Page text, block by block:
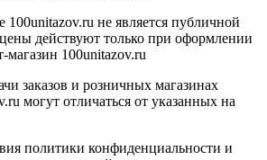
не является публичной
действуют только при оформлении
магазин 100unitazov.ru
заказов и розничных магазинах
могут отличаться от указанных на
политики конфиденциальности и